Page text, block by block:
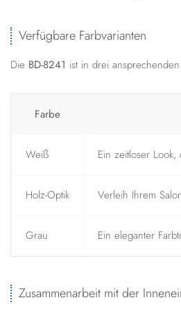
Verfügbare Farbvarianten
Die BD-8241 ist in drei
Farbe
Weiß Ein zeitloser
Holz-Optik Verleih Ihrem
Grau Ein eleganter
Zusammenarbeit mit der